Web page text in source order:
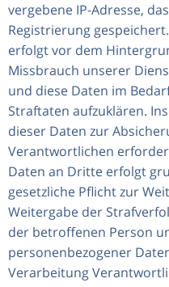
vergebene IP-Adresse,
Registrierung
erfolgt vor dem
Missbrauch unserer
und diese Daten im
Straftaten aufzuklären.
dieser Daten zur
Verantwortlichen
Daten an Dritte erfolgt
gesetzliche Pflicht zur
Weitergabe der
der betroffenen Person
personenbezogener
Verarbeitung